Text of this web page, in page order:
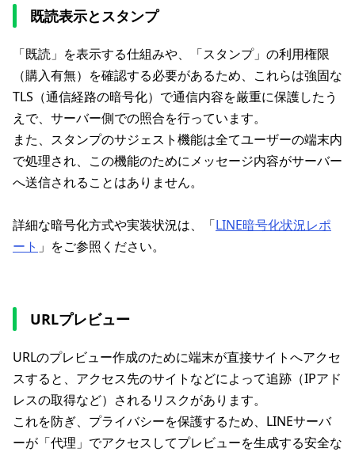
既読表示とスタンプ
「既読」を表示する仕組みや、「スタンプ」の利用権限
（購入有無）を確認する必要があるため、これらは強固な
TLS（通信経路の暗号化）で通信内容を厳重に保護したう
えで、サーバー側での照合を行っています。
また、スタンプのサジェスト機能は全てユーザーの端末内
で処理され、この機能のためにメッセージ内容がサーバー
へ送信されることはありません。
詳細な暗号化方式や実装状況は、「LINE暗号化状況レポ
ート 」をご参照ください。
URLプレビュー
URLのプレビュー作成のために端末が直接サイトへアクセ
スすると、アクセス先のサイトなどによって追跡（IPアド
レスの取得など）されるリスクがあります。
これを防ぎ、プライバシーを保護するため、LINEサーバ
ーが「代理」でアクセスしてプレビューを生成する安全な